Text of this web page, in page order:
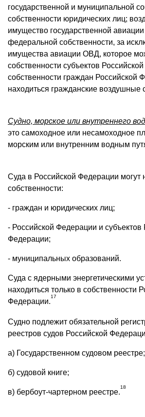
государственной и муниципальной
собственности юридических лиц;
имущество государственной авиации
федеральной собственности, за
имущества авиации ОВД, которое
собственности субъектов
собственности граждан Российской
находиться гражданские воздушные
Судно, морское или внутреннего
это самоходное или несамоходное
морским или внутренним водным
Суда в Российской Федерации могут
собственности:
- граждан и юридических лиц;
- Российской Федерации и субъектов
Федерации;
- муниципальных образований.
Суда с ядерными энергетическими
находиться только в собственности
Федерации.
17
Судно подлежит обязательной
реестров судов Российской
а) Государственном судовом реестре;
б) судовой книге;
в) бербоут-чартерном реестре.
18